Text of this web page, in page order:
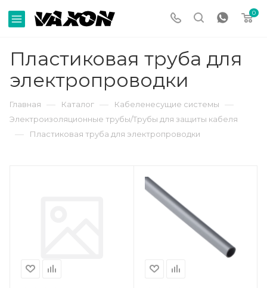
0
Пластиковая труба для
электропроводки
Главная — Каталог — Кабеленесущие системы —
Электроизоляционные трубы/Трубы для защиты кабеля
— Пластиковая труба для электропроводки